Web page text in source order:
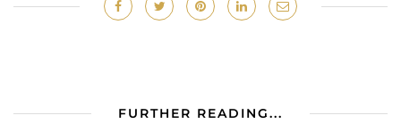
FURTHER READING...